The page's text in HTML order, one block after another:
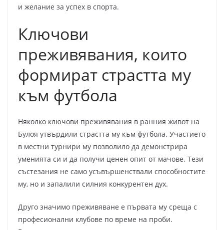
и желание за успех в спорта.
Ключови
преживявания, които
формират страстта му
към футбола
Няколко ключови преживявания в ранния живот на
Булоя утвърдили страстта му към футбола. Участието
в местни турнири му позволило да демонстрира
уменията си и да получи ценен опит от мачове. Тези
състезания не само усъвършенствали способностите
му, но и запалили силния конкурентен дух.
Друго значимо преживяване е първата му среща с
професионални клубове по време на проби.